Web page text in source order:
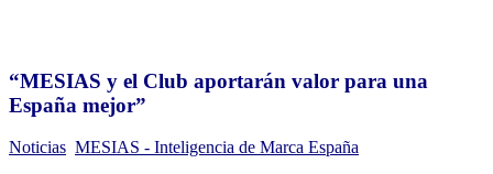
“MESIAS y el Club aportarán valor para una
España mejor”
Noticias MESIAS - Inteligencia de Marca España